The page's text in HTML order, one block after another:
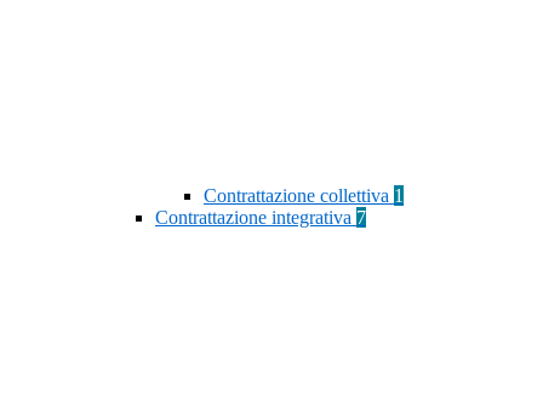
Contrattazione collettiva 1
Contrattazione integrativa 7